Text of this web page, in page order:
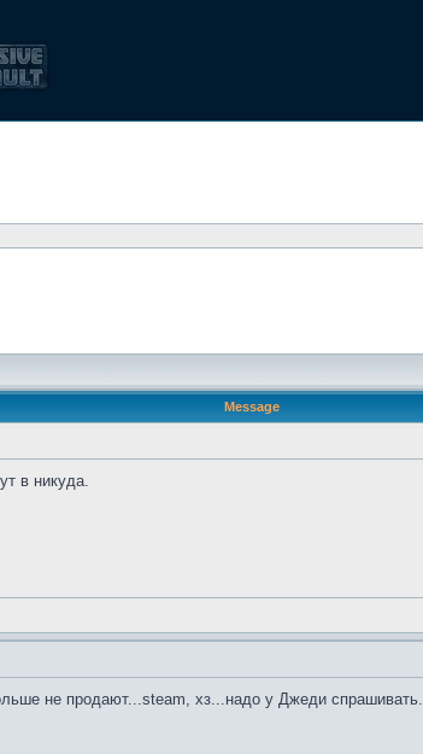
Message
в никуда.
не продают...steam, хз...надо у Джеди спрашивать.